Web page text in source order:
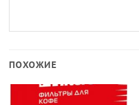
ПОХОЖИЕ